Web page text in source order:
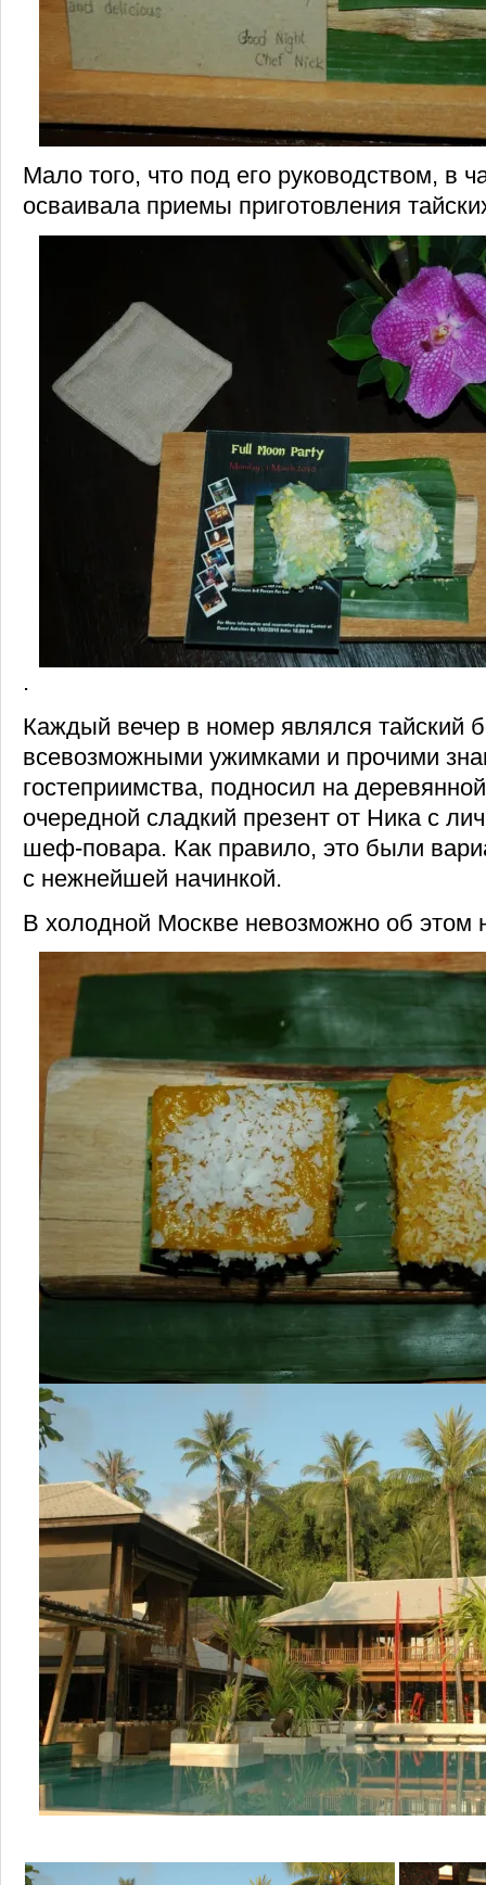
Мало того, что под его руководством, в
осваивала приемы приготовления
.
Каждый вечер в номер являлся тайский
всевозможными ужимками и прочими
гостеприимства, подносил на
очередной сладкий презент от Ника с
шеф-повара. Как правило, это были
с нежнейшей начинкой.
В холодной Москве невозможно об этом